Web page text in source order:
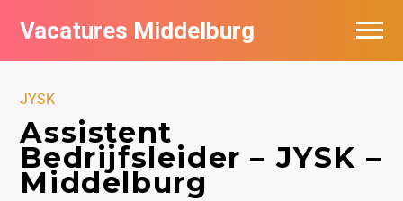
Vacatures Middelburg
JYSK
Assistent
Bedrijfsleider – JYSK –
Middelburg
Vacatures per bedrijf